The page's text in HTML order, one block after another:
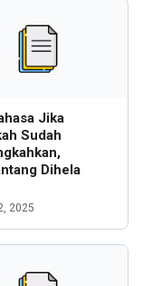
Jika
Sudah
Dihela
2025